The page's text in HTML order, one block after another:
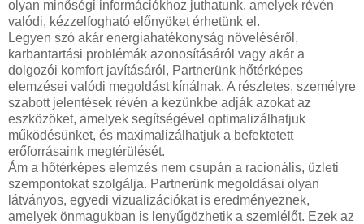
olyan minőségi információkhoz juthatunk, amelyek révén
valódi, kézzelfogható előnyöket érhetünk el.
Legyen szó akár energiahatékonyság növeléséről,
karbantartási problémák azonosításáról vagy akár a
dolgozói komfort javításáról, Partnerünk hőtérképes
elemzései valódi megoldást kínálnak. A részletes, személyre
szabott jelentések révén a kezünkbe adják azokat az
eszközöket, amelyek segítségével optimalizálhatjuk
működésünket, és maximalizálhatjuk a befektetett
erőforrásaink megtérülését.
Ám a hőtérképes elemzés nem csupán a racionális, üzleti
szempontokat szolgálja. Partnerünk megoldásai olyan
látványos, egyedi vizualizációkat is eredményeznek,
amelyek önmagukban is lenyűgözhetik a szemlélőt. Ezek az